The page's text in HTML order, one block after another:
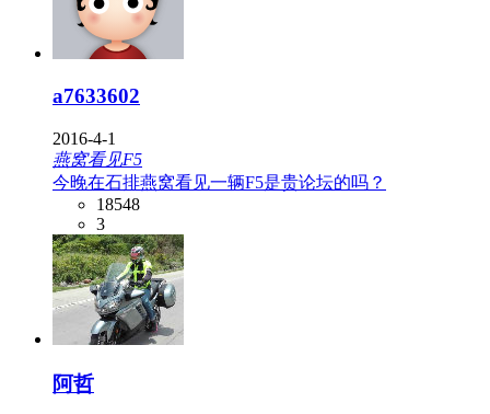
a7633602
2016-4-1
燕窝看见F5
今晚在石排燕窝看见一辆F5是贵论坛的吗？
18548
3
阿哲